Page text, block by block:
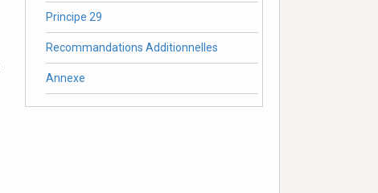
Principe 29
Recommandations Additionnelles
Annexe